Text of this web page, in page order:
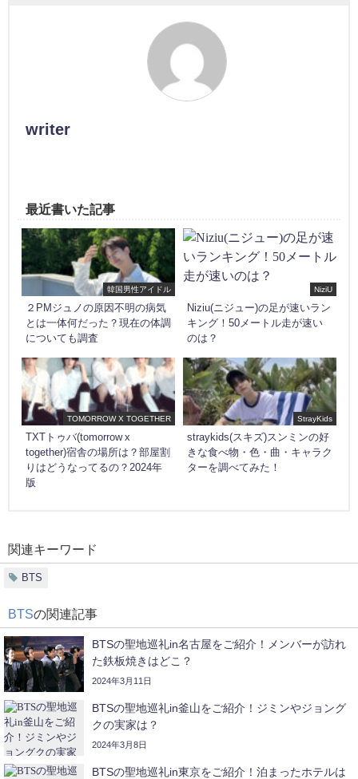
writer
最近書いた記事
韓国男性アイドル
２PMジュノの原因不明の病気
とは一体何だった？現在の体調
についても調査
NiziU
Niziu(ニジュー)の足が速いラン
キング！50メートル走が速い
のは？
TOMORROW X TOGETHER
TXTトゥバ(tomorrow x
together)宿舎の場所は？部屋割
りはどうなってるの？2024年
版
StrayKids
straykids(スキズ)スンミンの好
きな食べ物・色・曲・キャラク
ターを調べてみた！
関連キーワード
BTS
BTSの関連記事
BTSの聖地巡礼in名古屋をご紹介！メンバーが訪れ
た鉄板焼きはどこ？
2024年3月11日
BTSの聖地巡礼in釜山をご紹介！ジミンやジョング
クの実家は？
2024年3月8日
BTSの聖地巡礼in東京をご紹介！泊まったホテルは